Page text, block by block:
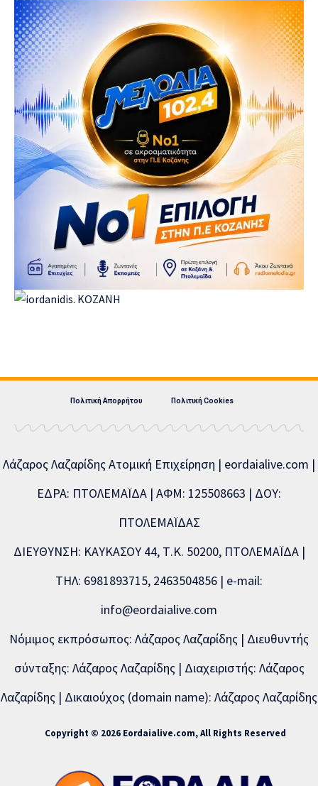
Πολιτική Απορρήτου Πολιτική Cookies
Λάζαρος Λαζαρίδης Ατομική Επιχείρηση | eordaialive.com |
ΕΔΡΑ: ΠΤΟΛΕΜΑΪΔΑ | ΑΦΜ: 125508663 | ΔΟΥ:
ΠΤΟΛΕΜΑΪΔΑΣ
ΔΙΕΥΘΥΝΣΗ: ΚΑΥΚΑΣΟΥ 44, Τ.Κ. 50200, ΠΤΟΛΕΜΑΪΔΑ |
ΤΗΛ: 6981893715, 2463504856 | e-mail:
info@eordaialive.com
Νόμιμος εκπρόσωπος: Λάζαρος Λαζαρίδης | Διευθυντής
σύνταξης: Λάζαρος Λαζαρίδης | Διαχειριστής: Λάζαρος
Λαζαρίδης | Δικαιούχος (domain name): Λάζαρος Λαζαρίδης
Copyright © 2026 Eordaialive.com, All Rights Reserved